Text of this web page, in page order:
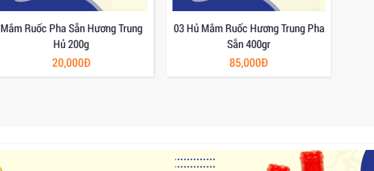
Mắm Ruốc Pha Sẵn Hương Trung
Hủ 200g
20,000Đ
03 Hủ Mắm Ruốc Hương Trung Pha
Sẵn 400gr
85,000Đ